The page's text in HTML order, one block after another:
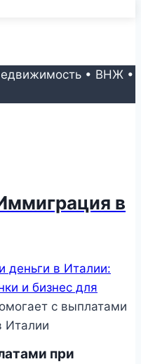
• ВНЖ •
в
деньги в Италии:
и бизнес для
с выплатами
Италии
при